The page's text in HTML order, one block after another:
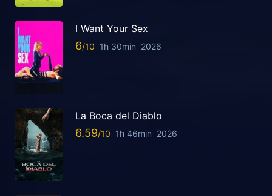
I Want Your Sex
6 1h 30min 2026
La Boca del Diablo
6.59 1h 46min 2026